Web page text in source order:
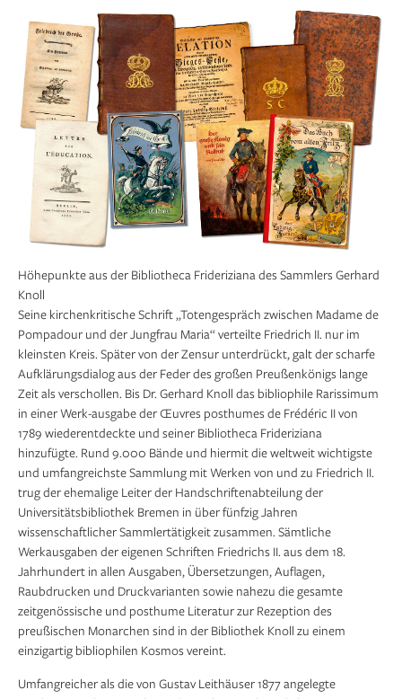
Höhepunkte aus der Bibliotheca Frideriziana des Sammlers Gerhard
Knoll
Seine kirchenkritische Schrift „Totengespräch zwischen Madame de
Pompadour und der Jungfrau Maria“ verteilte Friedrich II. nur im
kleinsten Kreis. Später von der Zensur unterdrückt, galt der scharfe
Aufklärungsdialog aus der Feder des großen Preußenkönigs lange
Zeit als verschollen. Bis Dr. Gerhard Knoll das bibliophile Rarissimum
in einer Werk-ausgabe der Œuvres posthumes de Frédéric II von
1789 wiederentdeckte und seiner Bibliotheca Frideriziana
hinzufügte. Rund 9.000 Bände und hiermit die weltweit wichtigste
und umfangreichste Sammlung mit Werken von und zu Friedrich II.
trug der ehemalige Leiter der Handschriftenabteilung der
Universitätsbibliothek Bremen in über fünfzig Jahren
wissenschaftlicher Sammlertätigkeit zusammen. Sämtliche
Werkausgaben der eigenen Schriften Friedrichs II. aus dem 18.
Jahrhundert in allen Ausgaben, Übersetzungen, Auflagen,
Raubdrucken und Druckvarianten sowie nahezu die gesamte
zeitgenössische und posthume Literatur zur Rezeption des
preußischen Monarchen sind in der Bibliothek Knoll zu einem
einzigartig bibliophilen Kosmos vereint.
Umfangreicher als die von Gustav Leithäuser 1877 angelegte